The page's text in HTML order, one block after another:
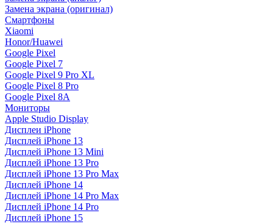
Замена экрана (оригинал)
Смартфоны
Xiaomi
Honor/Huawei
Google Pixel
Google Pixel 7
Google Pixel 9 Pro XL
Google Pixel 8 Pro
Google Pixel 8A
Мониторы
Apple Studio Display
Дисплеи iPhone
Дисплей iPhone 13
Дисплей iPhone 13 Mini
Дисплей iPhone 13 Pro
Дисплей iPhone 13 Pro Max
Дисплей iPhone 14
Дисплей iPhone 14 Pro Max
Дисплей iPhone 14 Pro
Дисплей iPhone 15